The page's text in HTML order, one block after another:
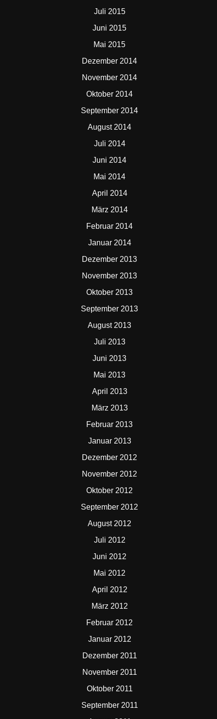
Juli 2015
Juni 2015
Mai 2015
Dezember 2014
November 2014
Oktober 2014
September 2014
August 2014
Juli 2014
Juni 2014
Mai 2014
April 2014
März 2014
Februar 2014
Januar 2014
Dezember 2013
November 2013
Oktober 2013
September 2013
August 2013
Juli 2013
Juni 2013
Mai 2013
April 2013
März 2013
Februar 2013
Januar 2013
Dezember 2012
November 2012
Oktober 2012
September 2012
August 2012
Juli 2012
Juni 2012
Mai 2012
April 2012
März 2012
Februar 2012
Januar 2012
Dezember 2011
November 2011
Oktober 2011
September 2011